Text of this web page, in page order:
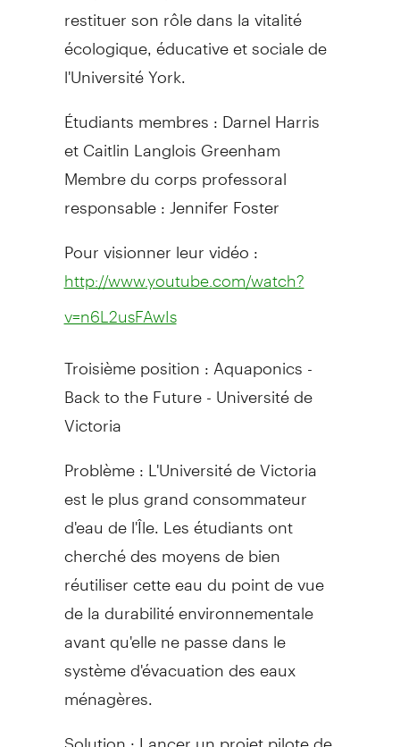
restituer son rôle dans la vitalité
écologique, éducative et sociale de
l'Université York.
Étudiants membres : Darnel Harris
et Caitlin Langlois Greenham
Membre du corps professoral
responsable : Jennifer Foster
Pour visionner leur vidéo :
http://www.youtube.com/watch?
v=n6L2usFAwIs
Troisième position : Aquaponics -
Back to the Future - Université de
Victoria
Problème : L'Université de Victoria
est le plus grand consommateur
d'eau de l'Île. Les étudiants ont
cherché des moyens de bien
réutiliser cette eau du point de vue
de la durabilité environnementale
avant qu'elle ne passe dans le
système d'évacuation des eaux
ménagères.
Solution : Lancer un projet pilote de